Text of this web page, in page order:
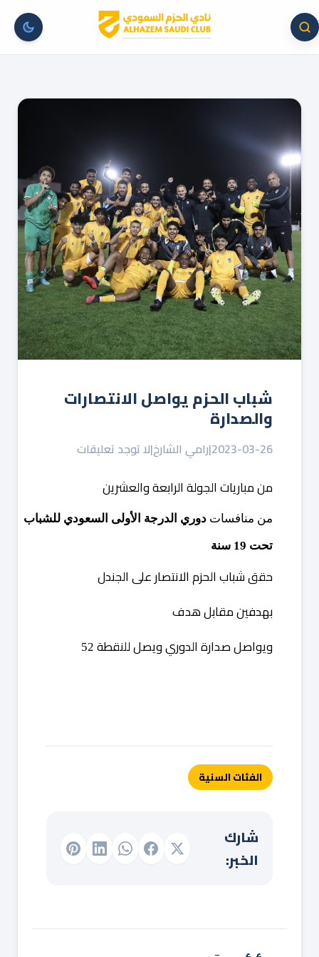
شباب الحزم يواصل الانتصارات
والصدارة
2023-03-26
|رامي الشارخ|لا توجد تعليقات
منمبارياتالجولةالرابعةوالعشرين
من منافسات دوري الدرجة الأولى السعودي للشباب
تحت
سنة
حققشبابالحزمالانتصارعلىالجندل
بهدفينمقابلهدف
ويواصلصدارةالدوريويصلللنقطة
الفئات السنية
شارك
الخبر: